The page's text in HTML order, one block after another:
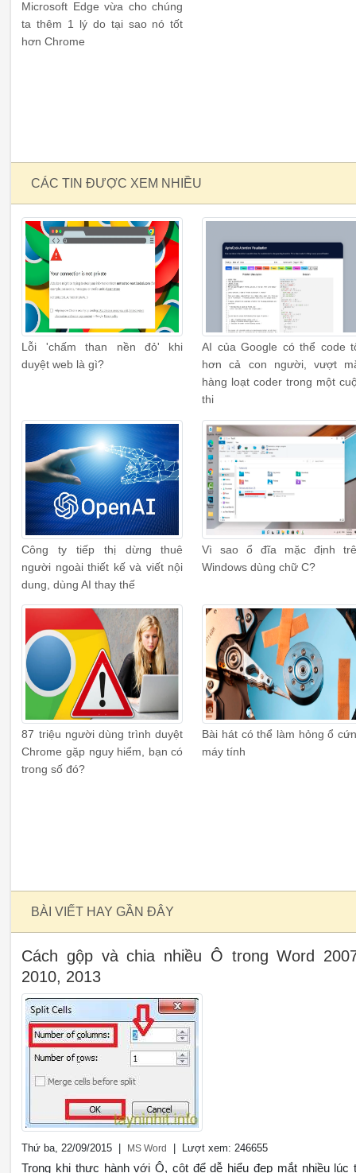
Microsoft Edge vừa cho chúng
ta thêm 1 lý do tại sao nó tốt
hơn Chrome
CÁC TIN ĐƯỢC XEM NHIỀU
Lỗi 'chấm than nền đỏ' khi
duyệt web là gì?
AI của Google có thể code
hơn cả con người, vượt
hàng loạt coder trong một
thi
Công ty tiếp thị dừng thuê
người ngoài thiết kế và viết nội
dung, dùng AI thay thế
Vì sao ổ đĩa mặc định
Windows dùng chữ C?
87 triệu người dùng trình duyệt
Chrome gặp nguy hiểm, bạn có
trong số đó?
Bài hát có thể làm hỏng ổ
máy tính
BÀI VIẾT HAY GẦN ĐÂY
Cách gộp và chia nhiều Ô trong Word
2010, 2013
Thứ ba, 22/09/2015 | MS Word | Lượt xem: 246655
Trong khi thực hành với Ô, cột để dễ hiểu đẹp mắt nhiều lúc